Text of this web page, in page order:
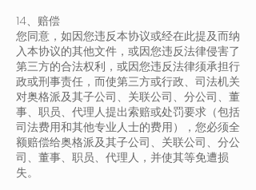
14、赔偿
您同意，如因您违反本协议或经在此提及而纳
入本协议的其他文件，或因您违反法律侵害了
第三方的合法权利，或因您违反法律须承担行
政或刑事责任，而使第三方或行政、司法机关
对奥格派及其子公司、关联公司、分公司、董
事、职员、代理人提出索赔或处罚要求（包括
司法费用和其他专业人士的费用），您必须全
额赔偿给奥格派及其子公司、关联公司、分公
司、董事、职员、代理人，并使其等免遭损
失。